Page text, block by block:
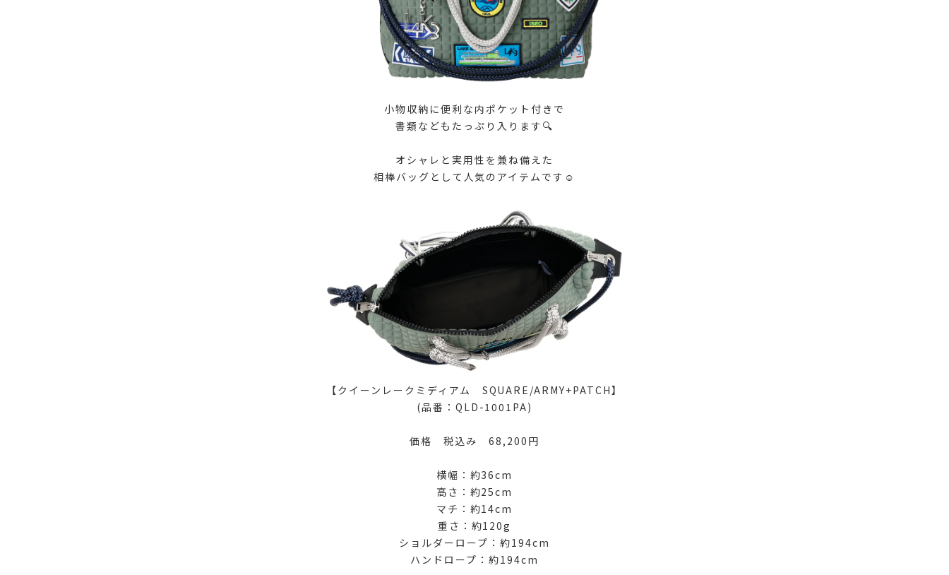
小物収納に便利な内ポケット付きで
書類などもたっぷり入ります🔍
オシャレと実用性を兼ね備えた
相棒バッグとして人気のアイテムです☺️
【クイーンレークミディアム SQUARE/ARMY+PATCH】
(品番：QLD-1001PA)
価格 税込み 68,200円
横幅：約36cm
高さ：約25cm
マチ：約14cm
重さ：約120g
ショルダーロープ：約194cm
ハンドロープ：約194cm